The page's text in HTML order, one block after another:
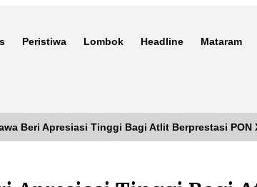
Peristiwa Lombok Headline Mataram
Kec. Plampang, Polres
Beri Apresiasi Tinggi Bagi Atlit Berprestasi PON